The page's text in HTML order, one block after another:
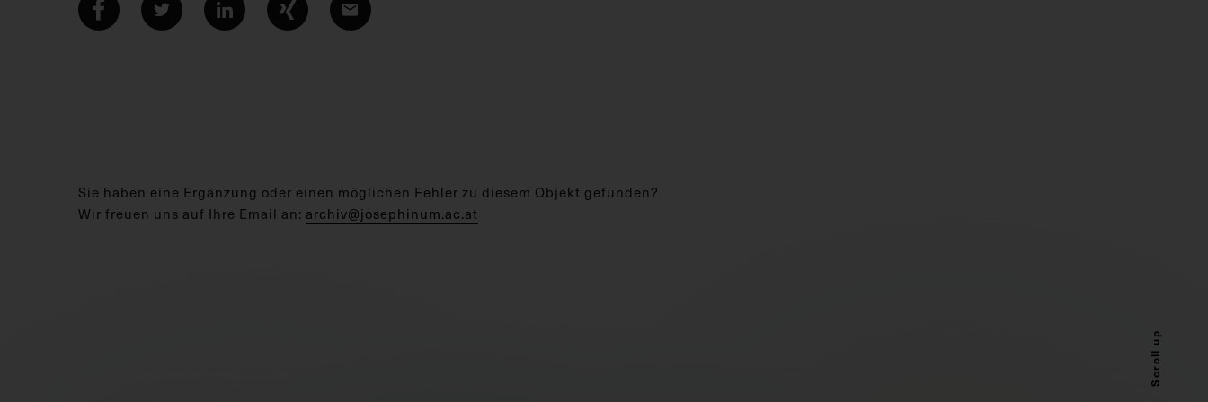
Sie haben eine Ergänzung oder einen möglichen Fehler zu diesem Objekt gefunden?
Wir freuen uns auf Ihre Email an: archiv@josephinum.ac.at
Scroll up